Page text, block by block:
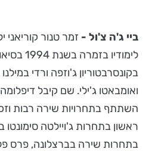
ביי ג'ה צ'ול -
לימודיו
בקונסרבטוריון ג'וזפה ורדי
השתתף בתחרויות שירה רבות
ראשון בתחרות ג'ויילטה סימונטו
בתחרות שירה בברצלונה, פרס